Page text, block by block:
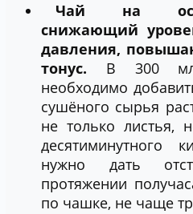
Чай на
снижающий
давления,
тонус. В 300 мл
необходимо
сушёного сырья
не только листья,
десятиминутного
нужно дать
протяжении
по чашке, не чаще